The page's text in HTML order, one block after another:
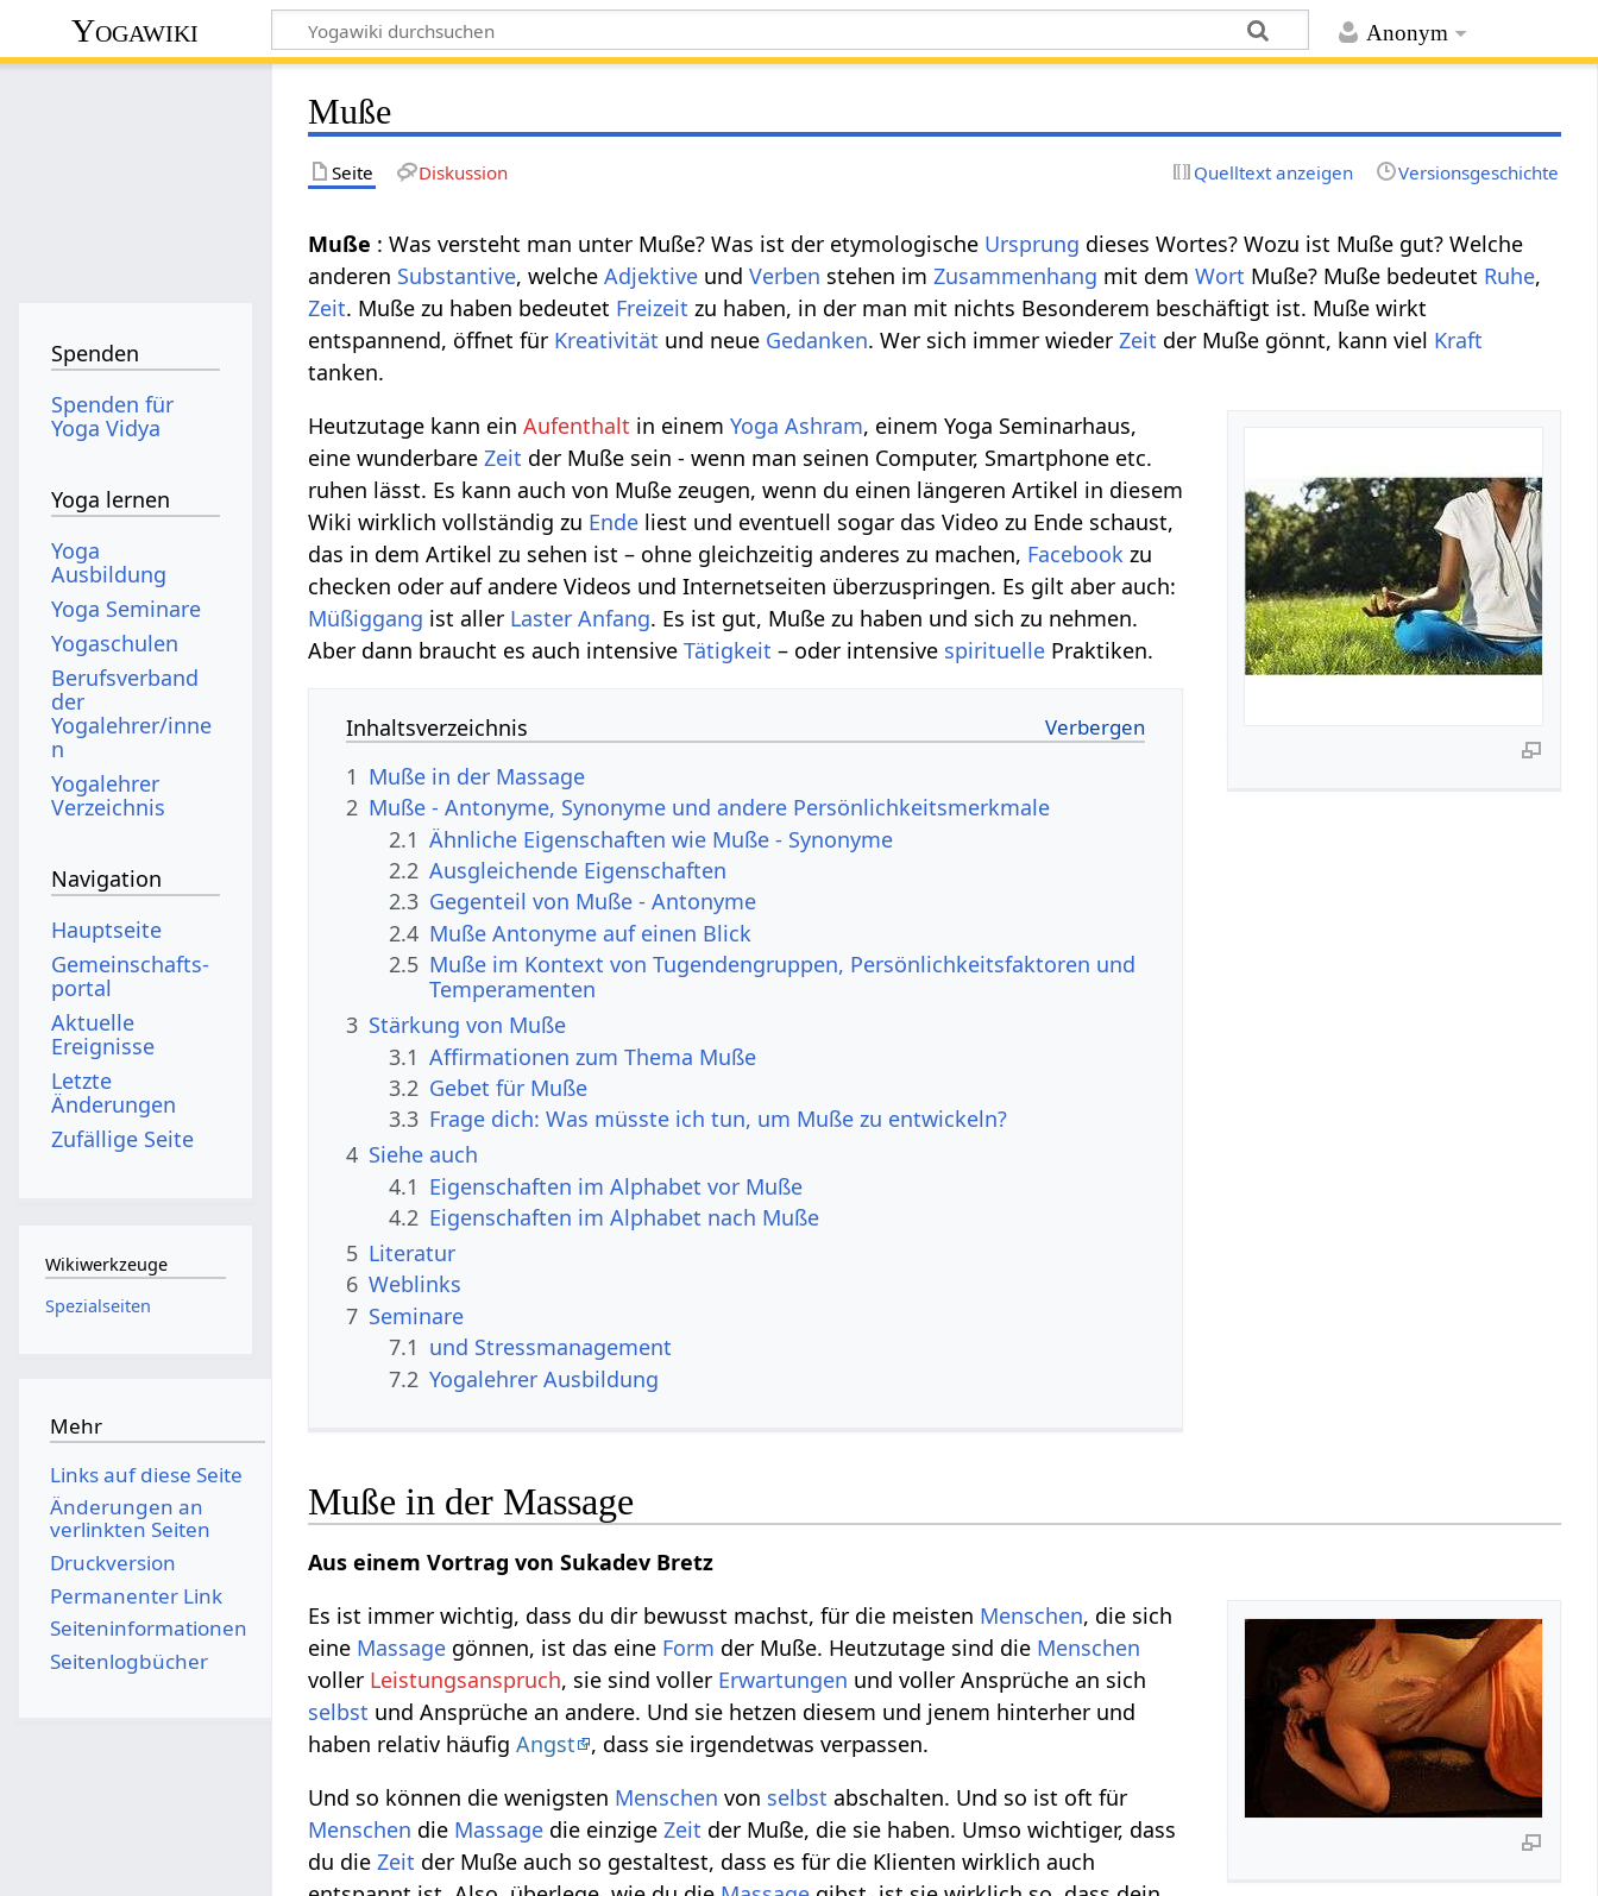
Anonym
Yogawiki
Muße
Seite Diskussion Quelltext anzeigen Versionsgeschichte
Muße : Was versteht man unter Muße? Was ist der etymologische Ursprung dieses Wortes? Wozu ist Muße gut? Welche
anderen Substantive, welcheAdjektive undVerben stehen imZusammenhang mit demWort Muße? Muße bedeutet Ruhe,
Zeit. Muße zu haben bedeutet Freizeit zu haben, in der man mit nichts Besonderem beschäftigt ist. Muße wirkt
entspannend, öffnet für Kreativität und neue Gedanken. Wer sich immer wiederZeit der Muße gönnt, kann viel Kraft
tanken.
Heutzutage kann einAufenthalt in einemYoga Ashram, einem Yoga Seminarhaus,
eine wunderbareZeit der Muße sein - wenn man seinen Computer, Smartphone etc.
ruhen lässt. Es kann auch von Muße zeugen, wenn du einen längeren Artikel in diesem
Wiki wirklich vollständig zu Ende liest und eventuell sogar das Video zu Ende schaust,
das in dem Artikel zu sehen ist – ohne gleichzeitig anderes zu machen, Facebook zu
checken oder auf andere Videos und Internetseiten überzuspringen. Es gilt aber auch:
Müßiggang ist aller Laster Anfang. Es ist gut, Muße zu haben und sich zu nehmen.
Aber dann braucht es auch intensiveTätigkeit – oder intensive spirituelle Praktiken.
Inhaltsverzeichnis
1 Muße in der Massage
2 Muße - Antonyme, Synonyme und andere Persönlichkeitsmerkmale
2.1 Ähnliche Eigenschaften wie Muße - Synonyme
2.2 Ausgleichende Eigenschaften
2.3 Gegenteil von Muße - Antonyme
2.4 Muße Antonyme auf einen Blick
2.5 Muße im Kontext von Tugendengruppen, Persönlichkeitsfaktoren und
Temperamenten
3 Stärkung von Muße
3.1 Affirmationen zum Thema Muße
3.2 Gebet für Muße
3.3 Frage dich: Was müsste ich tun, um Muße zu entwickeln?
4 Siehe auch
4.1 Eigenschaften im Alphabet vor Muße
4.2 Eigenschaften im Alphabet nach Muße
5 Literatur
6 Weblinks
7 Seminare
7.1 und Stressmanagement
7.2 Yogalehrer Ausbildung
Muße in der Massage
Aus einem Vortrag von Sukadev Bretz
Es ist immer wichtig, dass du dir bewusst machst, für die meisten Menschen, die sich
eine Massage gönnen, ist das eine Form der Muße. Heutzutage sind die Menschen
voller Leistungsanspruch, sie sind voller Erwartungen und voller Ansprüche an sich
selbst und Ansprüche an andere. Und sie hetzen diesem und jenem hinterher und
haben relativ häufigAngst
, dass sie irgendetwas verpassen.
Und so können die wenigsten Menschen von selbst abschalten. Und so ist oft für
Menschen die Massage die einzigeZeit der Muße, die sie haben. Umso wichtiger, dass
du dieZeit der Muße auch so gestaltest, dass es für die Klienten wirklich auch
Spenden
Spenden für
Yoga Vidya
Yoga lernen
Yoga
Ausbildung
Yoga Seminare
Yogaschulen
Berufsverband
der
Yogalehrer/inne
n
Yogalehrer
Verzeichnis
Navigation
Hauptseite
Gemeinschafts­
portal
Aktuelle
Ereignisse
Letzte
Änderungen
Zufällige Seite
Wikiwerkzeuge
Spezialseiten
Mehr
Links auf diese Seite
Änderungen an
verlinkten Seiten
Druckversion
Permanenter Link
Seiten­­informationen
Seitenlogbücher